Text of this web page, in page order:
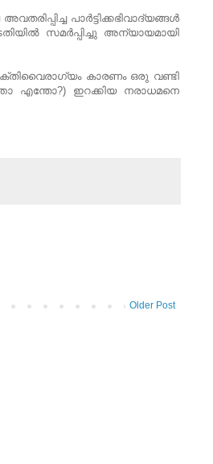
പാര്‍ട്ടിക്കഭിവാദ്യങ്ങള്‍
സമര്‍പ്പിച്ചു അന്യായമായി
കാരണം ഒരു വണ്ടി
എന്തോ?) ഇറക്കിയ നരാധമനെ
Older Post